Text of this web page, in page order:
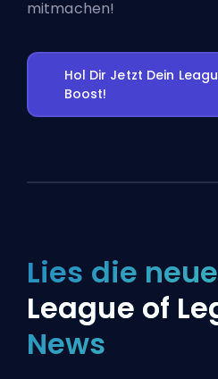
mitmachen!
Hol Dir Jetzt Dein
Boost!
Lies die
League of
News